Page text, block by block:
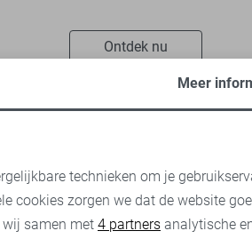
Ontdek nu
Marketing cookies
Meer
technieken om je
cookies zorgen we dat de website
samen met 4 partners analytische